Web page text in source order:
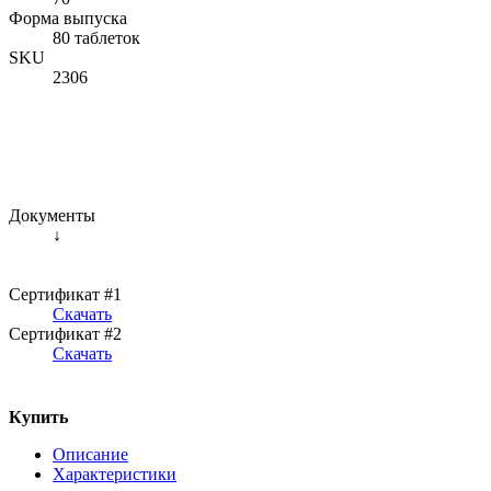
Форма выпуска
80 таблеток
SKU
2306
Документы
↓
Сертификат #1
Скачать
Сертификат #2
Скачать
Купить
Описание
Характеристики